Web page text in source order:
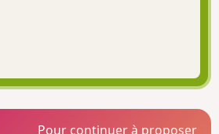
Pour continuer à proposer